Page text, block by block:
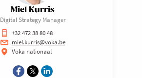
Miel Kurris
Digital Strategy Manager
+32 472 38 80 48
miel.kurris@voka.be
Voka nationaal